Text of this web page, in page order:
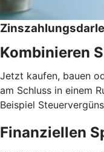
Kombinieren
Jetzt kaufen, bauen
am Schluss in einem
Beispiel
Finanziellen